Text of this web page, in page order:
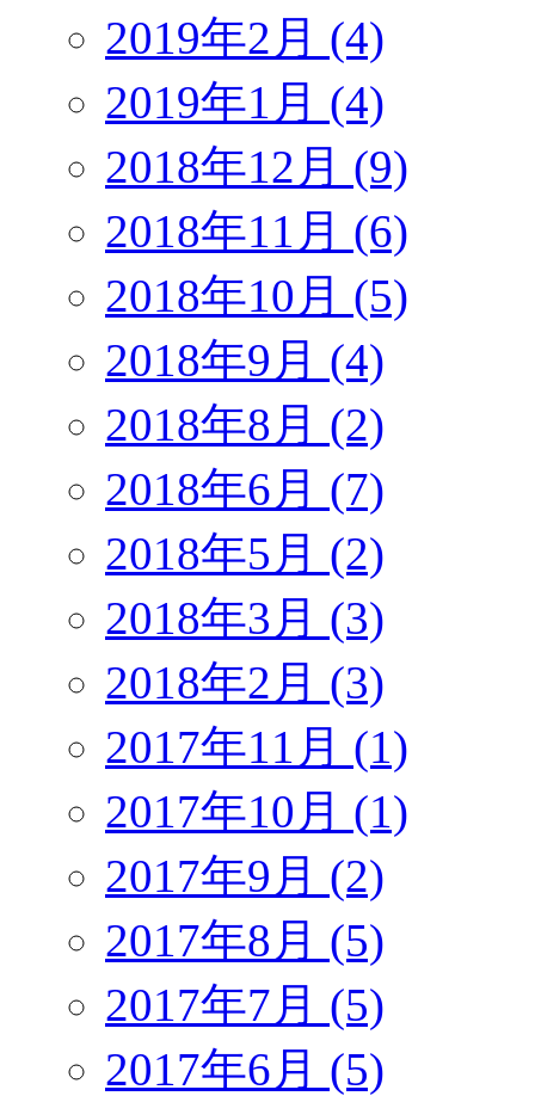
2019年2月 (4)
2019年1月 (4)
2018年12月 (9)
2018年11月 (6)
2018年10月 (5)
2018年9月 (4)
2018年8月 (2)
2018年6月 (7)
2018年5月 (2)
2018年3月 (3)
2018年2月 (3)
2017年11月 (1)
2017年10月 (1)
2017年9月 (2)
2017年8月 (5)
2017年7月 (5)
2017年6月 (5)